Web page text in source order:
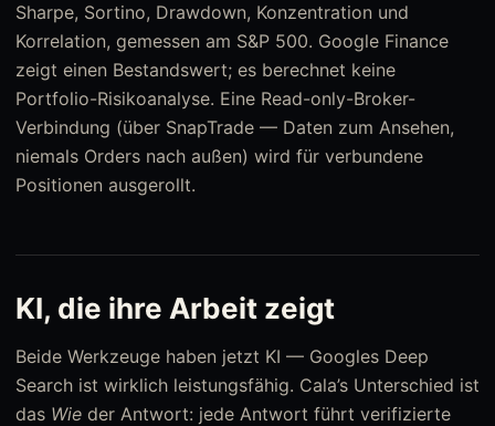
Sharpe, Sortino, Drawdown, Konzentration und
Korrelation, gemessen am S&P 500. Google Finance
zeigt einen Bestandswert; es berechnet keine
Portfolio-Risikoanalyse. Eine Read-only-Broker-
Verbindung (über SnapTrade — Daten zum Ansehen,
niemals Orders nach außen) wird für verbundene
Positionen ausgerollt.
KI, die ihre Arbeit zeigt
Beide Werkzeuge haben jetzt KI — Googles Deep
Search ist wirklich leistungsfähig. Cala’s Unterschied ist
das Wie der Antwort: jede Antwort führt verifizierte